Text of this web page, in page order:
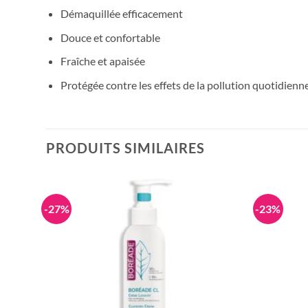
Démaquillée efficacement
Douce et confortable
Fraîche et apaisée
Protégée contre les effets de la pollution
PRODUITS SIMILAIRES
-27% -23%